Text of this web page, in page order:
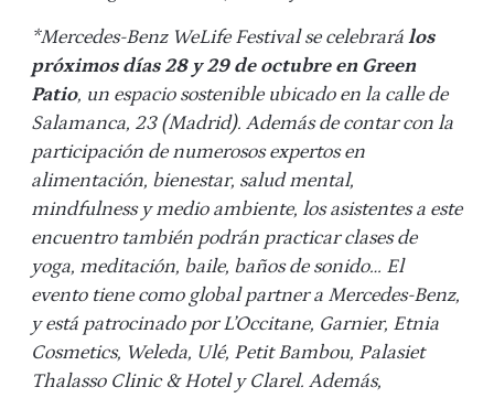
*Mercedes-Benz WeLife Festival se celebrará los
próximos días 28 y 29 de octubre en Green
Patio, un espacio sostenible ubicado en la calle de
Salamanca, 23 (Madrid). Además de contar con la
participación de numerosos expertos en
alimentación, bienestar, salud mental,
mindfulness y medio ambiente, los asistentes a este
encuentro también podrán practicar clases de
yoga, meditación, baile, baños de sonido… El
evento tiene como global partner a Mercedes-Benz,
y está patrocinado por L’Occitane, Garnier, Etnia
Cosmetics, Weleda, Ulé, Petit Bambou, Palasiet
Thalasso Clinic & Hotel y Clarel. Además,